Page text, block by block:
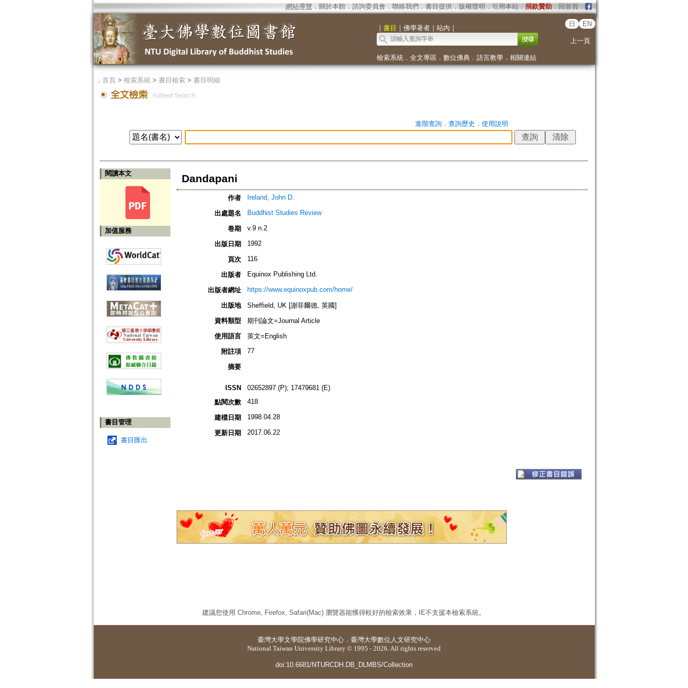
網站導覽 ． 關於本館． 諮詢委員會． 聯絡我們 ． 書目提供． 版權聲明 ． 引用本站． 捐款贊助．回首頁．
｜ 書目 ｜ 佛學著者｜ 站內 ｜
日 EN
上一頁
檢索系統． 全文專區 ． 數位佛典． 語言教學． 相關連結
． 首頁> 檢索系統> 書目檢索> 書目明細
進階查詢． 查詢歷史 ． 使用說明
閱讀本文
加值服務
書目管理
書目匯出
Dandapani
作者 Ireland, John D.
出處題名 Buddhist Studies Review
卷期 v.9 n.2
出版日期 1992
頁次 116
出版者 Equinox Publishing Ltd.
出版者網址 https://www.equinoxpub.com/home/
出版地
Sheffield, UK [謝菲爾德, 英國]
資料類型
期刊論文=Journal Article
使用語言
英文=English
附註項
77
摘要
ISSN
02652897 (P); 17479681 (E)
點閱次數
418
建檔日期 1998.04.28
更新日期 2017.06.22
建議您使用 Chrome, Firefox, Safari(Mac) 瀏覽器能獲得較好的檢索效果，IE不支援本檢索系統。
臺灣大學文學院佛學研究中心 ． 臺灣大學數位人文研究中心
National Taiwan University Library © 1995 - 2026. All rights reserved
doi:10.6681/NTURCDH.DB_DLMBS/Collection